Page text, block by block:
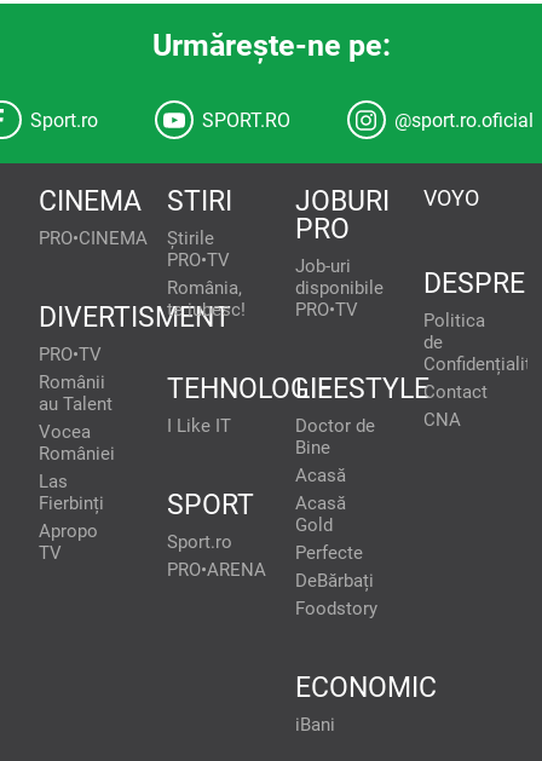
Urmăreşte-ne pe:
Sport.ro SPORT.RO @sport.ro.oficial
CINEMA
PRO•CINEMA
DIVERTISMENT
PRO•TV
Românii
au Talent
Vocea
României
Las
Fierbinți
Apropo
TV
STIRI
Știrile
PRO•TV
România,
te iubesc!
TEHNOLOGIE
I Like IT
SPORT
Sport.ro
PRO•ARENA
JOBURI
PRO
Job-uri
disponibile
PRO•TV
LIFESTYLE
Doctor de
Bine
Acasă
Acasă
Gold
Perfecte
DeBărbați
Foodstory
ECONOMIC
iBani
VOYO
DESPRE
Politica
de
Contact
CNA